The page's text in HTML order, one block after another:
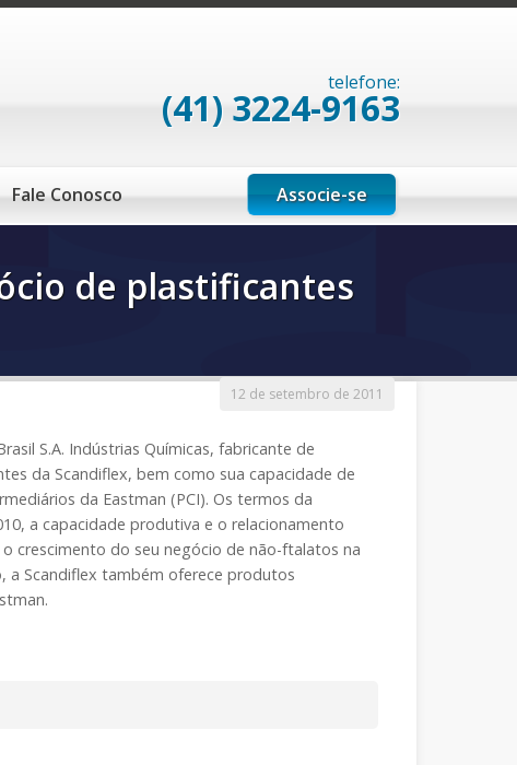
telefone:
(41) 3224-9163
Fale Conosco Associe-se
de plastificantes
12 de setembro de 2011
S.A. Indústrias Químicas, fabricante de
da Scandiflex, bem como sua capacidade de
da Eastman (PCI). Os termos da
a capacidade produtiva e o relacionamento
crescimento do seu negócio de não-ftalatos na
a Scandiflex também oferece produtos